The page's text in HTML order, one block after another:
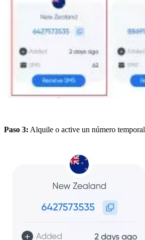
Paso 3: Alquile o active un número temporal